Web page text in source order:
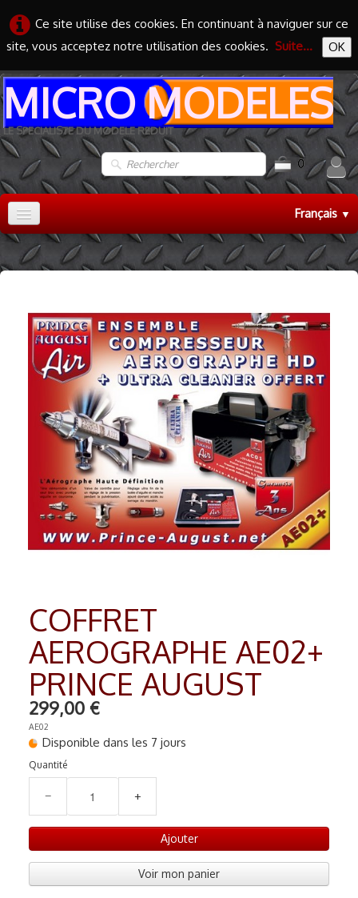
Ce site utilise des cookies. En continuant à naviguer sur ce
site, vous acceptez notre utilisation des cookies. Suite... OK
MICRO MODELES
LE SPECIALISTE DU MODELE REDUIT
0
Français▼
Accueil
TRAIN HO▼
TRAIN N▼
MAQUETTES ▼
RADIO COMMANDE▼
PEINTURE MATIERE PREMIERE▼
COFFRET
AEROGRAPHE AE02+
PRINCE AUGUST
299,00 €
AE02
Disponible dans les 7 jours
Quantité
− +
Ajouter
Voir mon panier